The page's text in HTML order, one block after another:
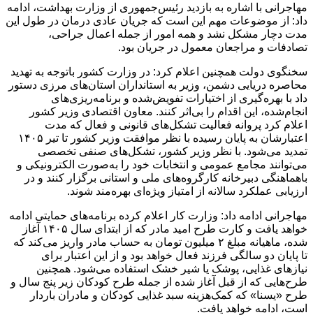
مهاجرانی با اشاره به بازدید رئیس‌جمهوری از وزارت بهداشت، ادامه
داد: از موضوعات مهم این است که جریان عادی درمان در طول این
مدت دچار مشکل نشد و همه امور از جمله اعمال جراحی،
تصادفات و مراجعان معمول در جریان بود.
سخنگوی دولت همچنین اعلام کرد: در وزارت کشور باتوجه به تهدید
محاصره دریایی دشمن، وزیر به استانداران استان‌های مرزی دستور
داد با بهره‌گیری از اختیارات تفویض‌شده و برنامه‌ریزی‌های
انجام‌شده، این اقدام را بی‌اثر کنند. معاون اقتصادی وزیر کشور
اعلام کرد پروانه فعالیت تشکل‌های قانونی و فعال که مدت
اعتبارشان به پایان رسیده با نظر موافقت وزیر کشور تا تیر ۱۴۰۵
تمدید می‌شود. با نظر وزیر کشور، تشکل‌های صنفی تخصصی
می‌توانند مجامع عمومی و انتخابات خود را به‌صورت الکترونیکی و
باهماهنگی دبیرخانه کارگروه‌های ملی و استانی برگزار کنند و در
ارزیابی عملکرد سالانه از امتیاز ویژه‌ای بهره‌مند شوند.
مهاجرانی ادامه داد: وزارت کار اعلام کرده برنامه‌های حمایتی ادامه
خواهد یافت و کارت طرح امید مادر که از ابتدای سال ۱۴۰۵ آغاز
شده، ماهیانه مبلغ ۲ میلیون تومان به حساب مادر واریز می‌کند که
تا پایان دو سالگی فرزند فعال خواهد بود و از این اعتبار برای
نیازهای غذایی، پوشک یا شیر خشک استفاده می‌شود. همچنین
طرح‌هایی که از قبل آغاز شده از جمله طرح کودکان زیر پنج سال و
طرح «یسنا» که کمک‌هزینه سبد غذایی کودکان و مادران باردار
است، ادامه خواهد یافت.